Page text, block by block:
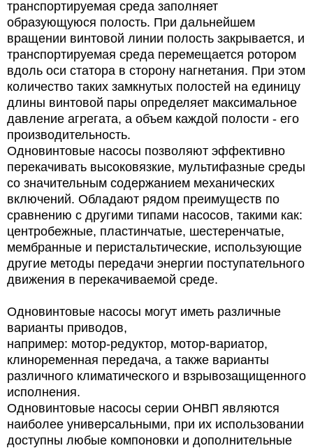
транспортируемая среда заполняет
образующуюся полость. При дальнейшем
вращении винтовой линии полость закрывается, и
транспортируемая среда перемещается ротором
вдоль оси статора в сторону нагнетания. При этом
количество таких замкнутых полостей на единицу
длины винтовой пары определяет максимальное
давление агрегата, а объем каждой полости - его
производительность.
Одновинтовые насосы позволяют эффективно
перекачивать высоковязкие, мультифазные среды
со значительным содержанием механических
включений. Обладают рядом преимуществ по
сравнению с другими типами насосов, такими как:
центробежные, пластинчатые, шестеренчатые,
мембранные и перистальтические, использующие
другие методы передачи энергии поступательного
движения в перекачиваемой среде.
Одновинтовые насосы могут иметь различные
варианты приводов,
например: мотор-редуктор, мотор-вариатор,
клиноременная передача, а также варианты
различного климатического и взрывозащищенного
исполнения.
Одновинтовые насосы серии ОНВП являются
наиболее универсальными, при их использовании
доступны любые компоновки и дополнительные